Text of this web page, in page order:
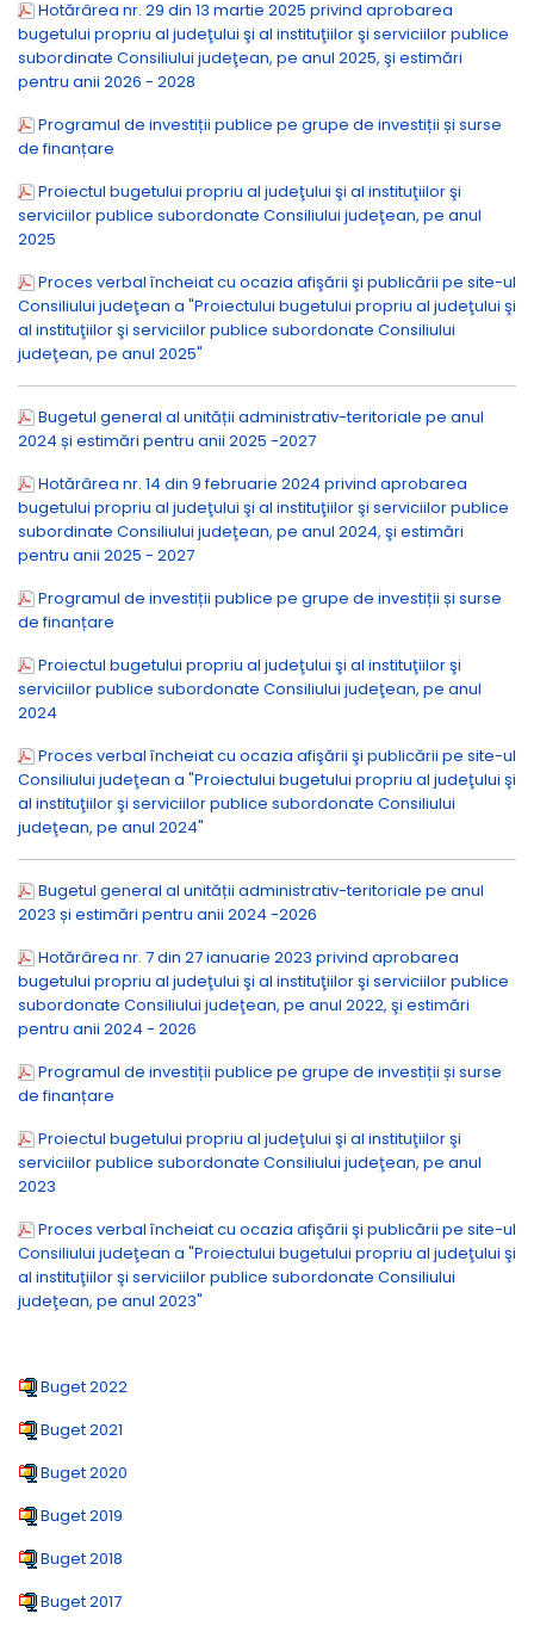
Hotărârea nr. 29 din 13 martie 2025 privind aprobarea
bugetului propriu al judeţului şi al instituţiilor şi serviciilor publice
subordinate Consiliului judeţean, pe anul 2025, şi estimări
pentru anii 2026 - 2028
Programul de investiții publice pe grupe de investiții și surse
de finanțare
Proiectul bugetului propriu al judeţului şi al instituţiilor şi
serviciilor publice subordonate Consiliului judeţean, pe anul
2025
Proces verbal încheiat cu ocazia afişării şi publicării pe site-ul
Consiliului judeţean a "Proiectului bugetului propriu al judeţului şi
al instituţiilor şi serviciilor publice subordonate Consiliului
judeţean, pe anul 2025"
Bugetul general al unității administrativ-teritoriale pe anul
2024 și estimări pentru anii 2025 -2027
Hotărârea nr. 14 din 9 februarie 2024 privind aprobarea
bugetului propriu al judeţului şi al instituţiilor şi serviciilor publice
subordinate Consiliului judeţean, pe anul 2024, şi estimări
pentru anii 2025 - 2027
Programul de investiții publice pe grupe de investiții și surse
de finanțare
Proiectul bugetului propriu al judeţului şi al instituţiilor şi
serviciilor publice subordonate Consiliului judeţean, pe anul
2024
Proces verbal încheiat cu ocazia afişării şi publicării pe site-ul
Consiliului judeţean a "Proiectului bugetului propriu al judeţului şi
al instituţiilor şi serviciilor publice subordonate Consiliului
judeţean, pe anul 2024"
Bugetul general al unității administrativ-teritoriale pe anul
2023 și estimări pentru anii 2024 -2026
Hotărârea nr. 7 din 27 ianuarie 2023 privind aprobarea
bugetului propriu al judeţului şi al instituţiilor şi serviciilor publice
subordonate Consiliului judeţean, pe anul 2022, şi estimări
pentru anii 2024 - 2026
Programul de investiții publice pe grupe de investiții și surse
de finanțare
Proiectul bugetului propriu al judeţului şi al instituţiilor şi
serviciilor publice subordonate Consiliului judeţean, pe anul
2023
Proces verbal încheiat cu ocazia afişării şi publicării pe site-ul
Consiliului judeţean a "Proiectului bugetului propriu al judeţului şi
al instituţiilor şi serviciilor publice subordonate Consiliului
judeţean, pe anul 2023"
Buget 2022
Buget 2021
Buget 2020
Buget 2019
Buget 2018
Buget 2017